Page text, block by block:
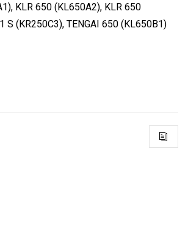
KLR 650 (KL650A2), KLR 650
S (KR250C3), TENGAI 650 (KL650B1)